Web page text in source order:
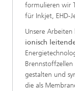
formulieren wir
für Inkjet, EHD-
Unsere
ionisch
gestalten und
die als